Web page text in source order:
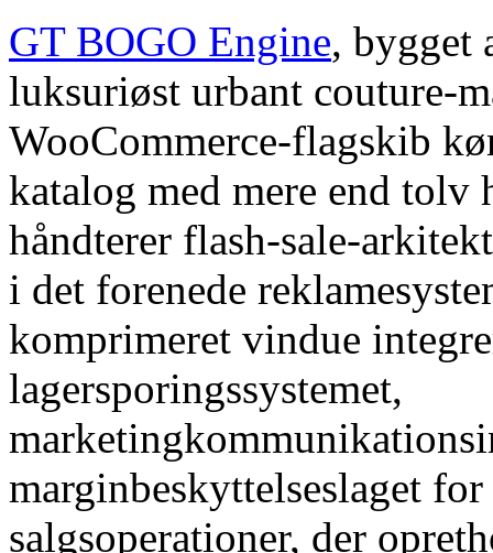
GT BOGO Engine, bygget
luksuriøst urbant couture-
WooCommerce-flagskib
katalog med mere end tolv
håndterer flash-sale-
i det forenede
komprimeret vindue
lagersporingssystemet,
marginbeskyttelseslaget
salgsoperationer, der